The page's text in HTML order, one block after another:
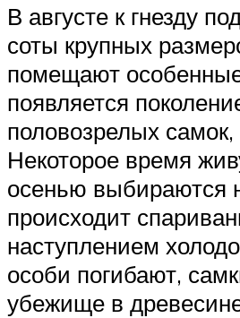
В августе к гнезду
соты крупных
помещают
появляется
половозрелых
Некоторое время
осенью выбираются
происходит
наступлением
особи погибают,
убежище в